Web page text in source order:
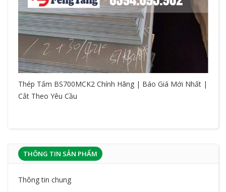
Thép Tấm BS700MCK2 Chính Hãng | Báo Giá Mới Nhất |
Cắt Theo Yêu Cầu
THÔNG TIN SẢN PHẨM
Thông tin chung